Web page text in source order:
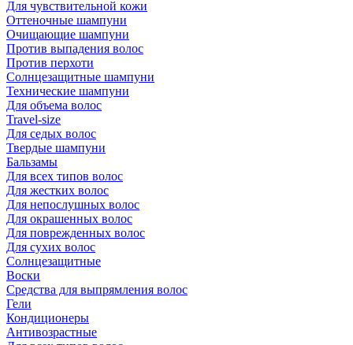
Для чувствительной кожи
Оттеночные шампуни
Очищающие шампуни
Против выпадения волос
Против перхоти
Солнцезащитные шампуни
Технические шампуни
Для объема волос
Travel-size
Для седых волос
Твердые шампуни
Бальзамы
Для всех типов волос
Для жестких волос
Для непослушных волос
Для окрашенных волос
Для поврежденных волос
Для сухих волос
Солнцезащитные
Воски
Средства для выпрямления волос
Гели
Кондиционеры
Антивозрастные